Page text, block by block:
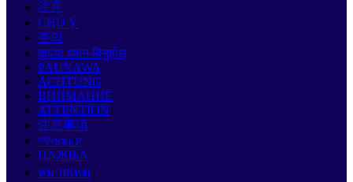
注意
CHÚ Ý
주의
कृपया ध्यान दिनुहोस्
PAUNAWA
ACHTUNG
ВНИМАНИЕ
ATTENTION
注意事項
ማሳሰቢያ
ПАЖЊА
หมายเหตุ